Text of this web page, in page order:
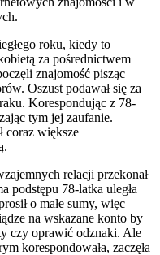
roku, kiedy to
za pośrednictwem
znajomość pisząc
Oszust podawał się za
Korespondując z 78-
tym jej zaufanie.
coraz większe
relacji przekonał
podstępu 78-latka uległa
o małe sumy, więc
na wskazane konto by
czy oprawić odznaki. Ale
korespondowała, zaczęła